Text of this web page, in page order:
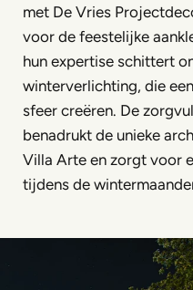
met De Vries
voor de feestelijke
hun expertise schittert
winterverlichting, die
sfeer creëren. De
benadrukt de unieke
Villa Arte en zorgt voor
tijdens de